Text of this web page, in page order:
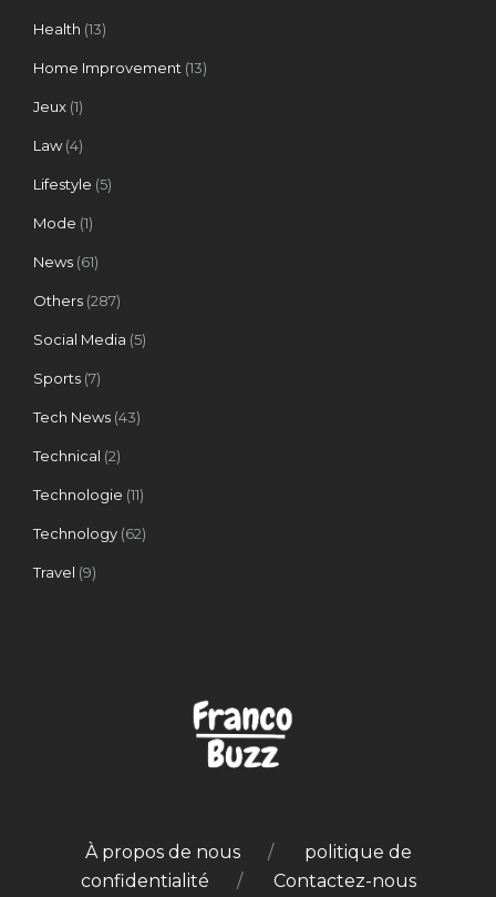
Health (13)
Home Improvement (13)
Jeux (1)
Law(4)
Lifestyle (5)
Mode (1)
News (61)
Others (287)
Social Media (5)
Sports (7)
Tech News (43)
Technical (2)
Technologie (11)
Technology (62)
Travel (9)
À propos de nous
politique de
confidentialité
Contactez-nous